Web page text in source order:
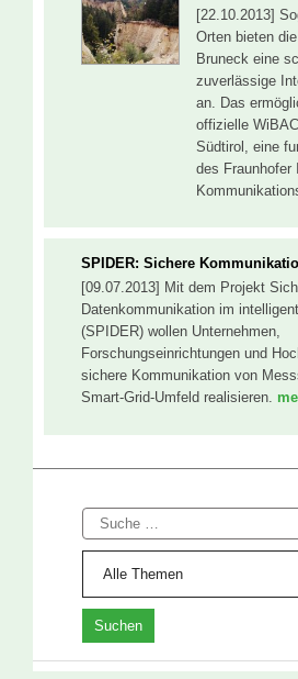
[22.10.2013]
Orten bieten
Bruneck eine
zuverlässige
an. Das
offizielle
Südtirol, eine
des
SPIDER: Sichere
[09.07.2013] Mit dem Projekt
Datenkommunikation im
(SPIDER) wollen Unternehmen,
Forschungseinrichtungen und
sichere Kommunikation von
Smart-Grid-Umfeld realisieren.
Suche